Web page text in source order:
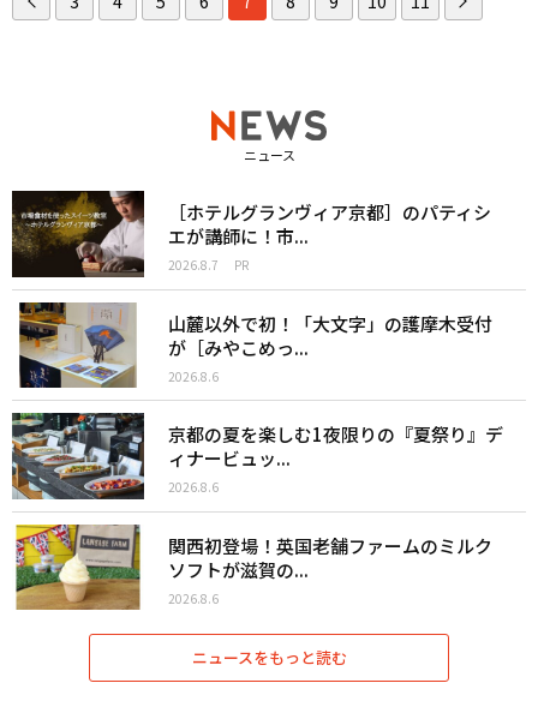
ニュース
［ホテルグランヴィア京都］のパティシ
エが講師に！市...
2026.8.7 PR
山麓以外で初！「大文字」の護摩木受付
が［みやこめっ...
2026.8.6
京都の夏を楽しむ1夜限りの『夏祭り』デ
ィナービュッ...
2026.8.6
関西初登場！英国老舗ファームのミルク
ソフトが滋賀の...
2026.8.6
ニュースをもっと読む